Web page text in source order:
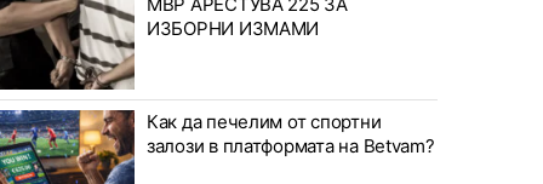
ИЗБОРНИ ИЗМАМИ
Как да печелим от спортни
залози в платформата на Betvam?